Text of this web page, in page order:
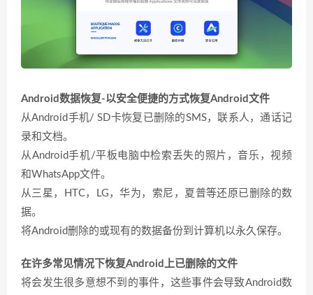
Android数据恢复-以安全便捷的方式恢复Android文件
从Android手机/ SD卡恢复已删除的SMS，联系人，通话记
录和文档。
从Android手机/平板电脑中检索丢失的照片，音乐，视频
和WhatsApp文件。
从三星，HTC，LG，华为，索尼，夏普等还原已删除的数
据。
将Android删除的或现有的数据备份到计算机以永久保存。
在许多常见情况下恢复Android上已删除的文件
将会发生很多意想不到的事件，这些事件会导致Android数